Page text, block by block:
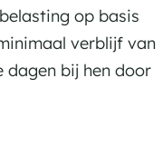
op basis
verblijf van
dagen bij hen door